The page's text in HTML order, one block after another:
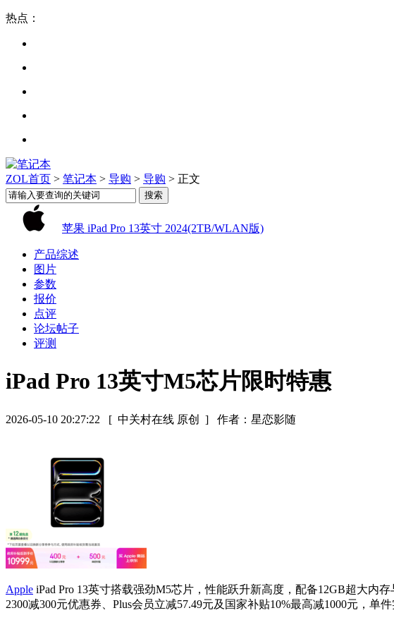
热点：
ZOL首页 > 笔记本 > 导购 > 导购 > 正文
苹果 iPad Pro 13英寸 2024(2TB/WLAN版)
产品综述
图片
参数
报价
点评
论坛帖子
评测
iPad Pro 13英寸M5芯片限时特惠
2026-05-10 20:27:22 [ 中关村在线 原创 ] 作者：星恋影随
Apple iPad Pro 13英寸搭载强劲M5芯片，性能跃升新高度，配备12GB超大内
2300减300元优惠券、Plus会员立减57.49元及国家补贴10%最高减1000元，单